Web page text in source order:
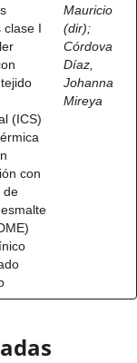
clase I
(ICS)
con
de
Mauricio
(dir);
Córdova
Díaz,
Johanna
Mireya